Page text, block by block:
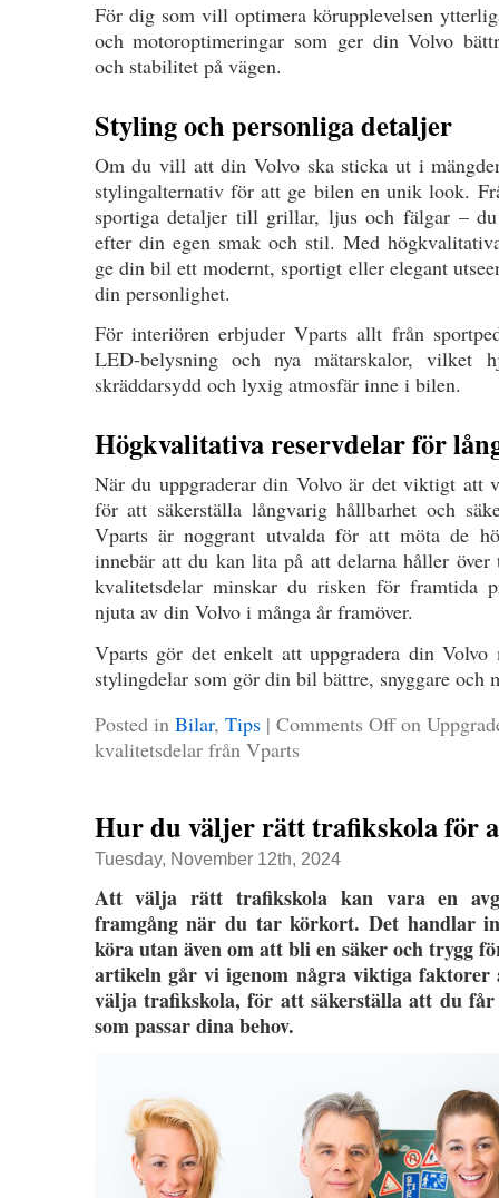
För dig som vill optimera körupplevelsen
och motoroptimeringar som ger din Volvo
och stabilitet på vägen.
Styling och personliga detaljer
Om du vill att din Volvo ska sticka ut i
stylingalternativ för att ge bilen en unik look.
sportiga detaljer till grillar, ljus och fälgar – du
efter din egen smak och stil. Med
ge din bil ett modernt, sportigt eller elegant
din personlighet.
För interiören erbjuder Vparts allt från
LED-belysning och nya mätarskalor, vilket
skräddarsydd och lyxig atmosfär inne i bilen.
Högkvalitativa reservdelar för
När du uppgraderar din Volvo är det viktigt att
för att säkerställa långvarig hållbarhet och
Vparts är noggrant utvalda för att möta de
innebär att du kan lita på att delarna håller
kvalitetsdelar minskar du risken för framtida
njuta av din Volvo i många år framöver.
Vparts gör det enkelt att uppgradera din Volvo
stylingdelar som gör din bil bättre, snyggare och
Posted in Bilar, Tips| Comments Offon
kvalitetsdelar från Vparts
Hur du väljer rätt trafikskola för
Tuesday, November 12th, 2024
Att välja rätt trafikskola kan vara en
framgång när du tar körkort. Det handlar
köra utan även om att bli en säker och trygg
artikeln går vi igenom några viktiga
välja trafikskola, för att säkerställa att du
som passar dina behov.